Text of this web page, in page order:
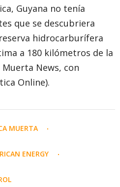
Guyana no tenía
que se descubriera
hidrocarburífera
a 180 kilómetros de la
Muerta News, con
Online).
MUERTA
ENERGY